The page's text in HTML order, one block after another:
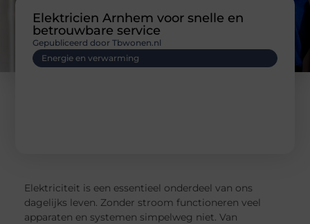
Elektricien Arnhem voor snelle en
betrouwbare service
Energie en verwarming
Gepubliceerd door Tbwonen.nl
Elektriciteit is een essentieel onderdeel van ons
dagelijks leven. Zonder stroom functioneren veel
apparaten en systemen simpelweg niet. Van